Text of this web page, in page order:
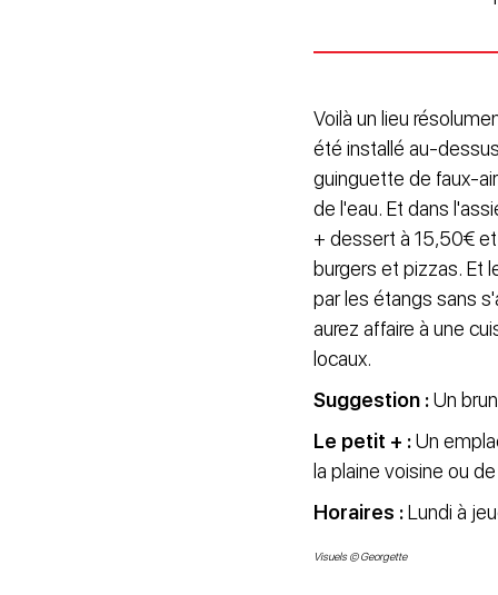
Voilà un lieu
été installé au-
guinguette de faux-
de l'eau. Et dans
+ dessert à 15,50€
burgers et pizzas. Et
par les étangs sans
aurez affaire à une
locaux.
Suggestion :Un
Le petit + :Un
la plaine voisine ou
Horaires :Lundi à
Visuels © Georgette